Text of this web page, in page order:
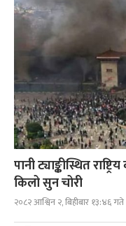
पानी ट्याङ्कीस्थित
किलो सुन चोरी
२०८२ आश्विन २, बिहीबार १३:४६ गते